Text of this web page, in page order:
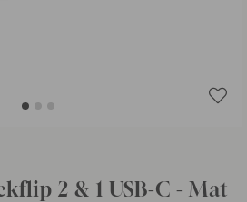
2 & 1 USB-C - Mat